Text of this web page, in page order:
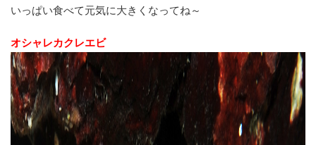
いっぱい食べて元気に大きくなってね～
オシャレカクレエビ